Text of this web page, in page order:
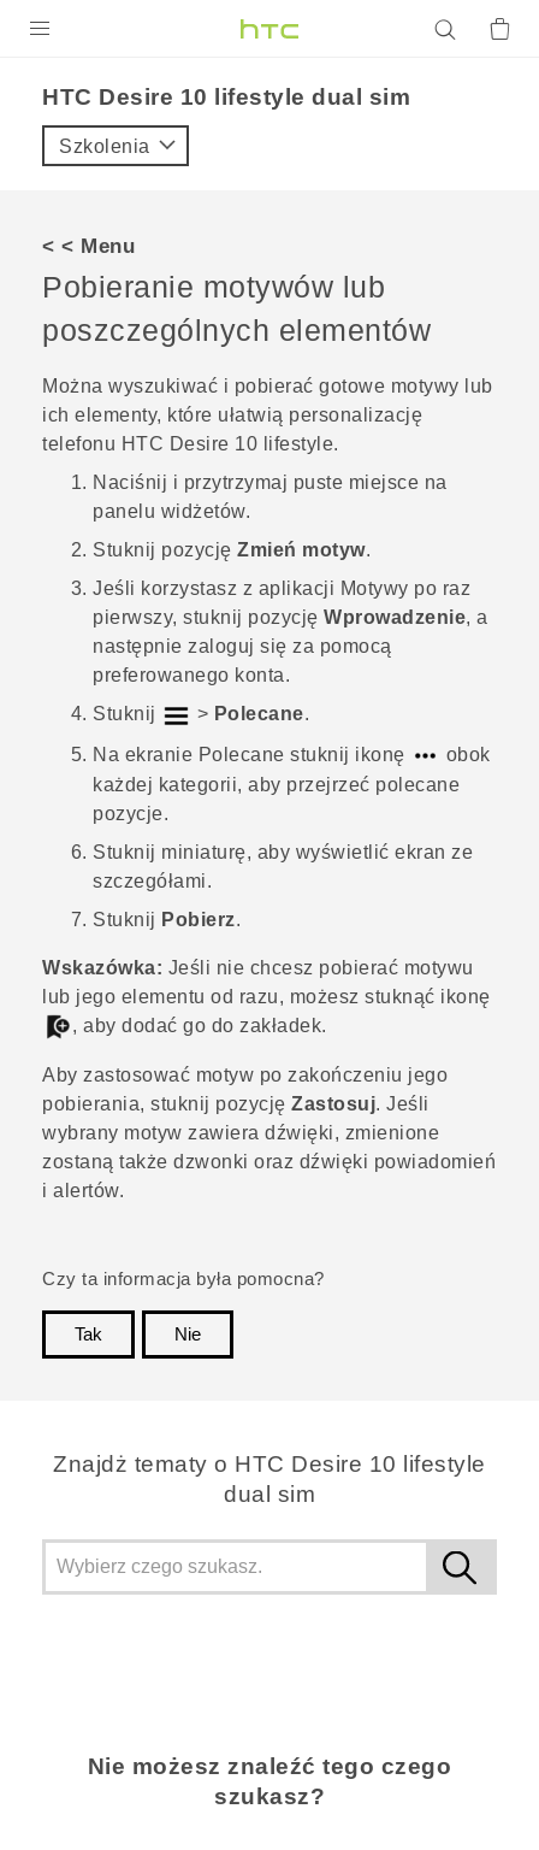
VIVE
VIVERSE
POMOC TECHNICZNA
Urządzenia i akcesoria HTC
HTC Desire 10 lifestyle dual sim‎
Szkolenia
< < Menu
Pobieranie motywów lub
poszczególnych elementów
Można wyszukiwać i pobierać gotowe motywy lub
ich elementy, które ułatwią personalizację
telefonu HTC Desire 10 lifestyle.
Naciśnij i przytrzymaj puste miejsce na
panelu widżetów.
Stuknij pozycję Zmień motyw.
Jeśli korzystasz z aplikacji Motywy po raz
pierwszy, stuknij pozycję Wprowadzenie, a
następnie zaloguj się za pomocą
preferowanego konta.
Stuknij
> Polecane.
Na ekranie Polecane stuknij ikonę
obok
każdej kategorii, aby przejrzeć polecane
pozycje.
Stuknij miniaturę, aby wyświetlić ekran ze
szczegółami.
Stuknij Pobierz.
Wskazówka: Jeśli nie chcesz pobierać motywu
lub jego elementu od razu, możesz stuknąć ikonę
, aby dodać go do zakładek.
Aby zastosować motyw po zakończeniu jego
pobierania, stuknij pozycję Zastosuj. Jeśli
wybrany motyw zawiera dźwięki, zmienione
zostaną także dzwonki oraz dźwięki powiadomień
i alertów.
Czy ta informacja była pomocna?
Tak
Nie
Znajdż tematy o HTC Desire 10 lifestyle
dual sim
Nie możesz znaleźć tego czego
szukasz?